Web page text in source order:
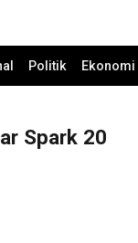
Politik
Spark 20